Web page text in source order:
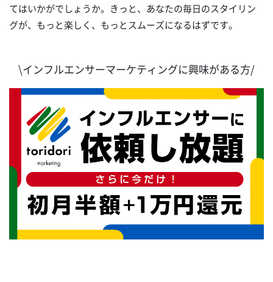
てはいかがでしょうか。きっと、あなたの毎日のスタイリン
グが、もっと楽しく、もっとスムーズになるはずです。
\インフルエンサーマーケティングに興味がある方/